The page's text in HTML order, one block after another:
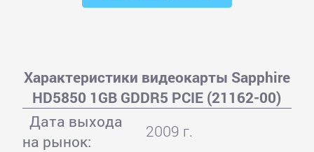
Характеристики видеокарты Sapphire
HD5850 1GB GDDR5 PCIE (21162-00)
Дата выхода
на рынок:
2009 г.